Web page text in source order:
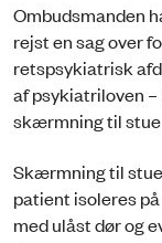
Ombudsmanden
rejst en sag over
retspsykiatrisk
af psykiatriloven
skærm­ning til
Skærmning til
patient isoleres
med ulåst dør og